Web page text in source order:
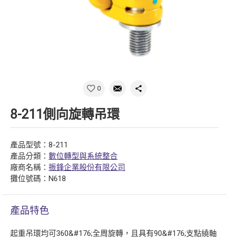
0
8-211側向旋轉吊環
產品型號：8-211
產品分類： 數位轉型與系統整合
廠商名稱： 振鋒企業股份有限公司
攤位號碼：N618
產品特色
起重吊環均可360&#176;全周旋轉，且具有90&#176;支點繞軸